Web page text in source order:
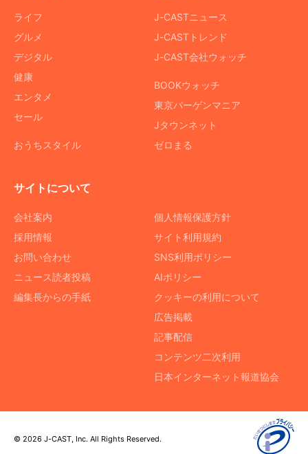
ライフ
グルメ
デジタル
健康
エンタメ
セール
おうちスタイル
J-CASTニュース
J-CASTトレンド
J-CAST会社ウォッチ
BOOKウォッチ
東京バーゲンマニア
Jタウンネット
ゼロまる
サイトについて
会社案内
採用情報
お問い合わせ
ニュース読者投稿
編集長からの手紙
個人情報保護方針
サイト利用規約
SNS利用ポリシー
AIポリシー
クッキーの利用について
広告掲載
記事配信
コンテンツ二次利用
日本インターネット報道協会
© 2026 J-CAST, Inc. All Rights Reserved.